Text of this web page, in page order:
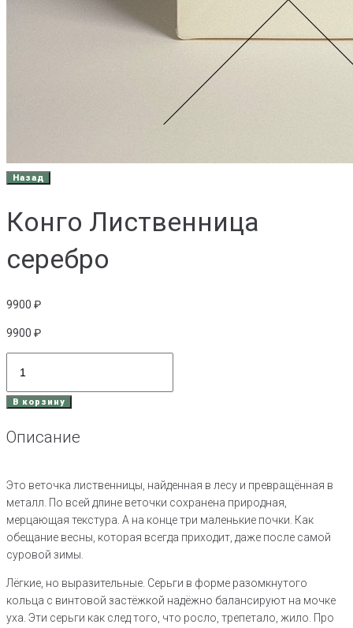
Конго Лиственница
серебро
9900 ₽
9900 ₽
товара
Конго
Лиственница
серебро
В корзину
Описание
Это веточка лиственницы, найденная в лесу и превращённая в
металл. По всей длине веточки сохранена природная,
мерцающая текстура. А на конце три маленькие почки. Как
обещание весны, которая всегда приходит, даже после самой
суровой зимы.
Лёгкие, но выразительные. Серьги в форме разомкнутого
кольца с винтовой застёжкой надёжно балансируют на мочке
уха. Эти серьги как след того, что росло, трепетало, жило. Про